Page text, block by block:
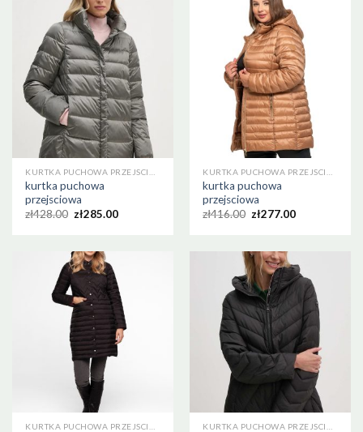
kurtka puchowa
przejsciowa
zł428.00 zł285.00
kurtka puchowa
przejsciowa
zł416.00 zł277.00